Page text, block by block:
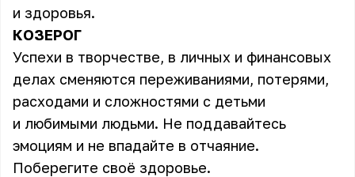
и здоровья.
КОЗЕРОГ
Успехи в творчестве, в личных и финансовых
делах сменяются переживаниями, потерями,
расходами и сложностями с детьми
и любимыми людьми. Не поддавайтесь
эмоциям и не впадайте в отчаяние.
Поберегите своё здоровье.